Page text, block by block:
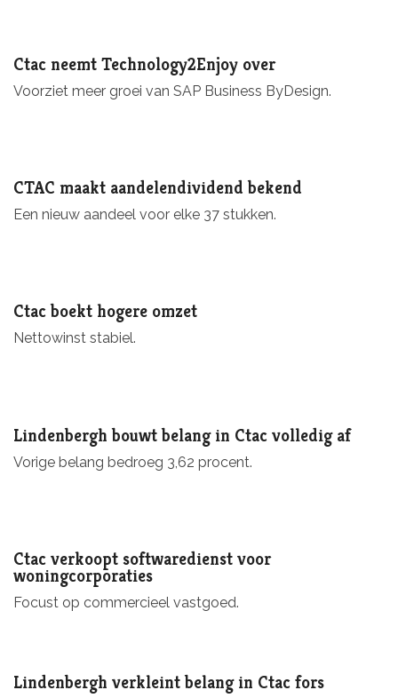
Ctac neemt Technology2Enjoy over
Voorziet meer groei van SAP Business ByDesign.
CTAC maakt aandelendividend bekend
Een nieuw aandeel voor elke 37 stukken.
Ctac boekt hogere omzet
Nettowinst stabiel.
Lindenbergh bouwt belang in Ctac volledig af
Vorige belang bedroeg 3,62 procent.
Ctac verkoopt softwaredienst voor
woningcorporaties
Focust op commercieel vastgoed.
Lindenbergh verkleint belang in Ctac fors